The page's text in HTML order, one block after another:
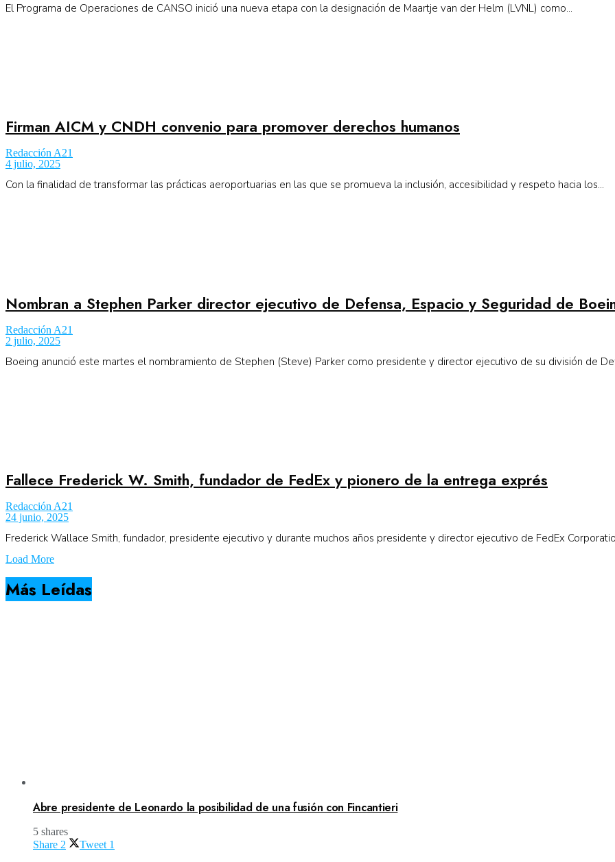
El Programa de Operaciones de CANSO inició una nueva etapa con la designación de Maartje van der Helm (LVNL) como...
Firman AICM y CNDH convenio para promover derechos humanos
Redacción A21
4 julio, 2025
Con la finalidad de transformar las prácticas aeroportuarias en las que se promueva la inclusión, accesibilidad y respeto hacia los...
Nombran a Stephen Parker director ejecutivo de Defensa, Espacio y Seguridad de
Redacción A21
2 julio, 2025
Boeing anunció este martes el nombramiento de Stephen (Steve) Parker como presidente y director ejecutivo de su división de
Fallece Frederick W. Smith, fundador de FedEx y pionero de la entrega exprés
Redacción A21
24 junio, 2025
Frederick Wallace Smith, fundador, presidente ejecutivo y durante muchos años presidente y director ejecutivo de FedEx
Load More
Más Leídas
Abre presidente de Leonardo la posibilidad de una fusión con Fincantieri
5 shares
Share 2 Tweet 1